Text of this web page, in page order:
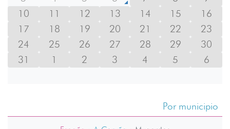
10
11 12 13 14 15
16
17
18 19 20 21 22
23
24
25 26 27 28 29
30
31
1 2 3 4 5 6
Por municipio